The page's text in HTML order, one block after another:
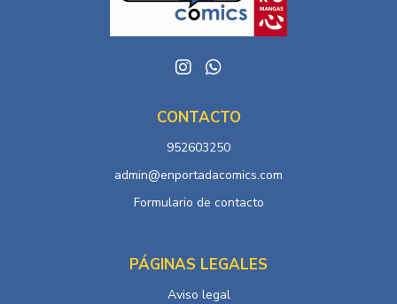
CONTACTO
952603250
admin@enportadacomics.com
Formulario de contacto
PÁGINAS LEGALES
Aviso legal